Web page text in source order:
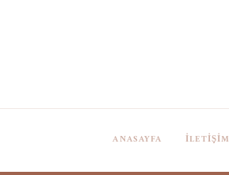
ANASAYFA İLETIŞIM